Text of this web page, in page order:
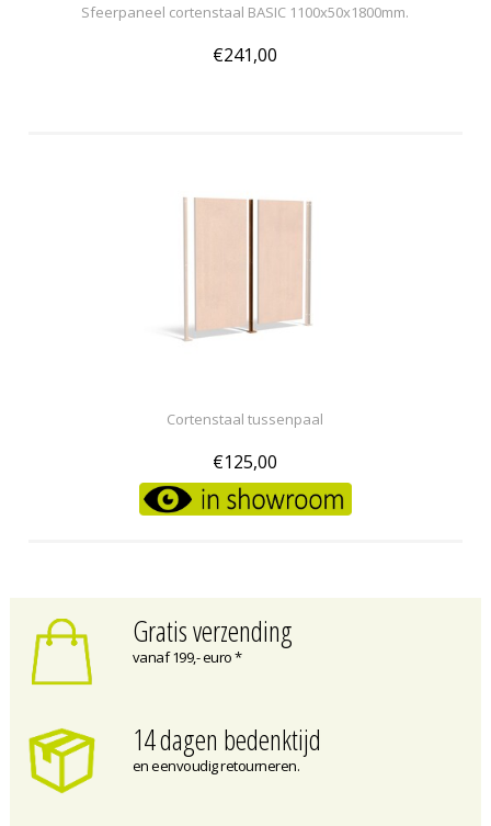
Sfeerpaneel cortenstaal BASIC 1100x50x1800mm.
€241,00
Cortenstaal tussenpaal
€125,00
Gratis verzending
vanaf 199,- euro *
14 dagen bedenktijd
en eenvoudig retourneren.